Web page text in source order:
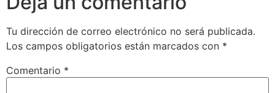
Tu dirección de correo electrónico no será publicada.
Los campos obligatorios están marcados con *
Comentario *